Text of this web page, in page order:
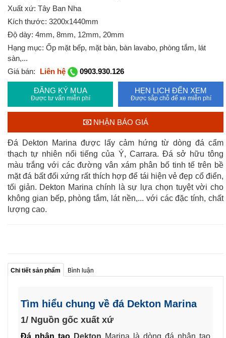
Xuất xứ: Tây Ban Nha
Kích thước: 3200x1440mm
Độ dày: 4mm, 8mm, 12mm, 20mm
Hạng mục: Ốp mặt bếp, mặt bàn, bàn lavabo, phòng tắm, lát
sàn,...
Giá bán:
Liên hệ 0903.930.126
ĐĂNG KÝ MUA
Được tư vấn miễn phí
HẸN LỊCH ĐẾN XEM
Được sắp chỗ để xe miễn phí
NHẬN BÁO GIÁ
Đá Dekton Marina được lấy cảm hứng từ dòng đá cẩm
thạch tự nhiên nổi tiếng của Ý, Carrara. Đá sở hữu tông
màu trắng với các đường vân xám phân bố tinh tế trên bề
mặt đá bất đối xứng rất thích hợp để tái hiện vẻ đẹp cổ điển,
tối giản. Dekton Marina chính là sự lựa chọn tuyệt vời cho
không gian bếp, phòng tắm, lát nền,... với các đặc tính, chất
lượng cao.
Chi tiết sản phẩm Bình luận
Tìm hiểu chung về đá Dekton Marina
1/ Nguồn gốc xuất xứ
Đá nhân tạo Dekton Marina
là dòng đá nhân tạo